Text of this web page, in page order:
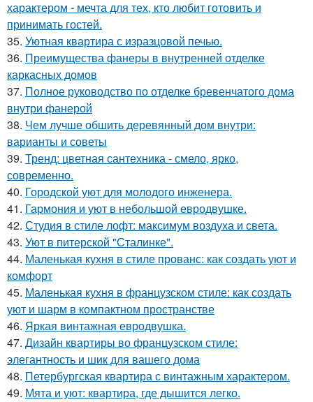
характером - мечта для тех, кто любит готовить и
принимать гостей.
35. Уютная квартира с изразцовой печью.
36. Преимущества фанеры в внутренней отделке
каркасных домов
37. Полное руководство по отделке бревенчатого дома
внутри фанерой
38. Чем лучше обшить деревянный дом внутри:
варианты и советы
39. Тренд: цветная сантехника - смело, ярко,
современно.
40. Городской уют для молодого инженера.
41. Гармония и уют в небольшой евродвушке.
42. Студия в стиле лофт: максимум воздуха и света.
43. Уют в питерской "Сталинке".
44. Маленькая кухня в стиле прованс: как создать уют и
комфорт
45. Маленькая кухня в французском стиле: как создать
уют и шарм в компактном пространстве
46. Яркая винтажная евродвушка.
47. Дизайн квартиры во французском стиле:
элегантность и шик для вашего дома
48. Петербургская квартира с винтажным характером.
49. Мята и уют: квартира, где дышится легко.